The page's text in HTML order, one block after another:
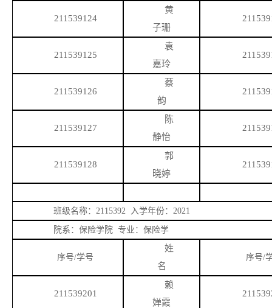
211539124
黄
子珊
211539125
袁
嘉玲
211539126
蔡
韵
211539127
陈
静怡
211539128
郭
晓婷
班级名称： 2115392 入学年份：2021
院系：保险学院 专业：保险学
序号/学号
姓
名
序号/
211539201
赖
婵霞